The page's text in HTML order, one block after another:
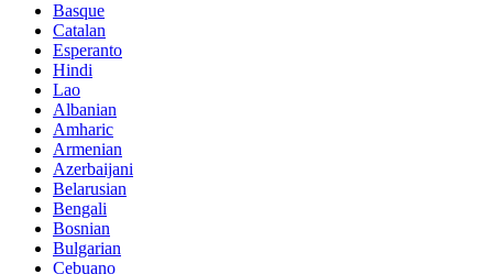
Basque
Catalan
Esperanto
Hindi
Lao
Albanian
Amharic
Armenian
Azerbaijani
Belarusian
Bengali
Bosnian
Bulgarian
Cebuano